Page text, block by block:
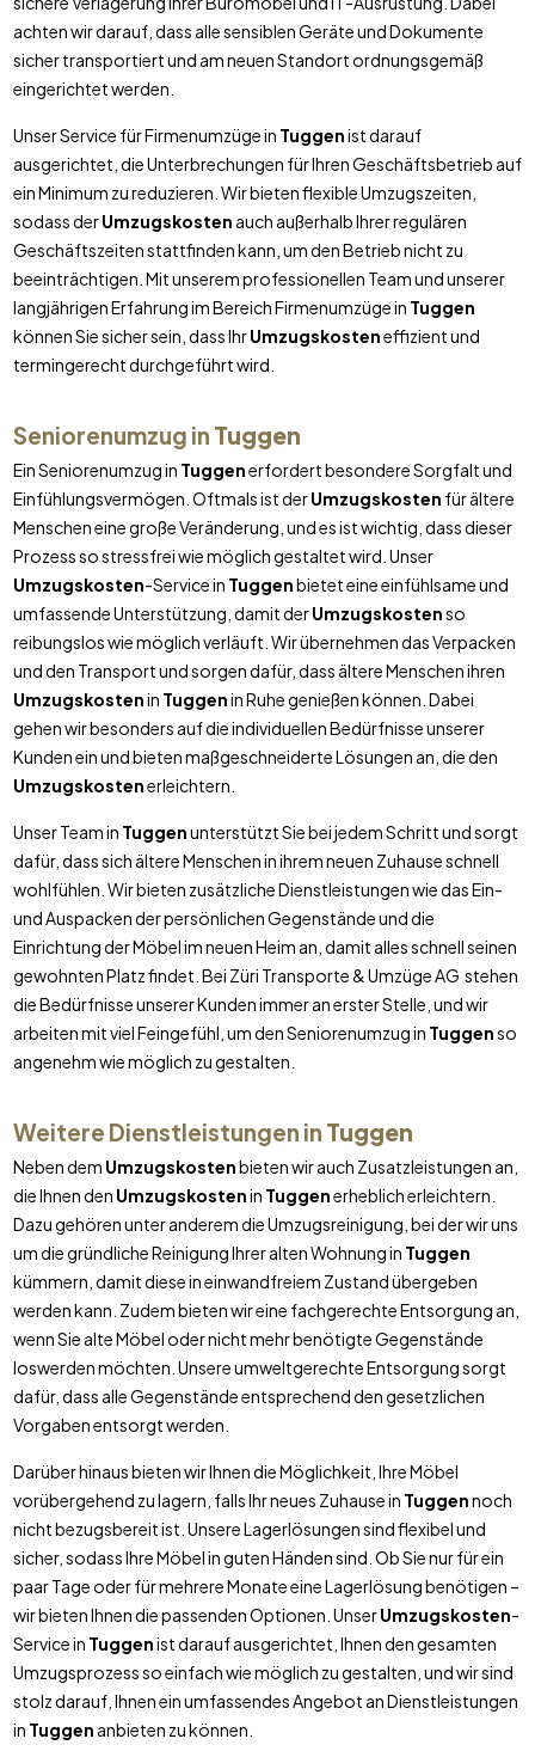
achten wir darauf, dass alle sensiblen Geräte und Dokumente
sicher transportiert und am neuen Standort ordnungsgemäß
eingerichtet werden.
Unser Service für Firmenumzüge in Tuggenist darauf
ausgerichtet, die Unterbrechungen für Ihren Geschäftsbetrieb auf
ein Minimum zu reduzieren. Wir bieten flexible Umzugszeiten,
sodass derUmzugskosten auch außerhalb Ihrer regulären
Geschäftszeiten stattfinden kann, um den Betrieb nicht zu
beeinträchtigen. Mit unserem professionellen Team und unserer
langjährigen Erfahrung im Bereich Firmenumzüge in Tuggen
können Sie sicher sein, dass IhrUmzugskosteneffizient und
termingerecht durchgeführt wird.
Seniorenumzug in Tuggen
Ein Seniorenumzug in Tuggenerfordert besondere Sorgfalt und
Einfühlungsvermögen. Oftmals ist derUmzugskosten für ältere
Menschen eine große Veränderung, und es ist wichtig, dass dieser
Prozess so stressfrei wie möglich gestaltet wird. Unser
Umzugskosten-Service in Tuggenbietet eine einfühlsame und
umfassende Unterstützung, damit derUmzugskostenso
reibungslos wie möglich verläuft. Wir übernehmen das Verpacken
und den Transport und sorgen dafür, dass ältere Menschen ihren
Umzugskostenin Tuggenin Ruhe genießen können. Dabei
gehen wir besonders auf die individuellen Bedürfnisse unserer
Kunden ein und bieten maßgeschneiderte Lösungen an, die den
Umzugskostenerleichtern.
Unser Team in Tuggenunterstützt Sie bei jedem Schritt und sorgt
dafür, dass sich ältere Menschen in ihrem neuen Zuhause schnell
wohlfühlen. Wir bieten zusätzliche Dienstleistungen wie das Ein-
und Auspacken der persönlichen Gegenstände und die
Einrichtung der Möbel im neuen Heim an, damit alles schnell seinen
gewohnten Platz findet. Bei Züri Transporte & Umzüge AG stehen
die Bedürfnisse unserer Kunden immer an erster Stelle, und wir
arbeiten mit viel Feingefühl, um den Seniorenumzug in Tuggenso
angenehm wie möglich zu gestalten.
Weitere Dienstleistungen in Tuggen
Neben dem Umzugskostenbieten wir auch Zusatzleistungen an,
die Ihnen den Umzugskostenin Tuggenerheblich erleichtern.
Dazu gehören unter anderem die Umzugsreinigung, bei der wir uns
um die gründliche Reinigung Ihrer alten Wohnung in Tuggen
kümmern, damit diese in einwandfreiem Zustand übergeben
werden kann. Zudem bieten wir eine fachgerechte Entsorgung an,
wenn Sie alte Möbel oder nicht mehr benötigte Gegenstände
loswerden möchten. Unsere umweltgerechte Entsorgung sorgt
dafür, dass alle Gegenstände entsprechend den gesetzlichen
Vorgaben entsorgt werden.
Darüber hinaus bieten wir Ihnen die Möglichkeit, Ihre Möbel
vorübergehend zu lagern, falls Ihr neues Zuhause in Tuggennoch
nicht bezugsbereit ist. Unsere Lagerlösungen sind flexibel und
sicher, sodass Ihre Möbel in guten Händen sind. Ob Sie nur für ein
paar Tage oder für mehrere Monate eine Lagerlösung benötigen –
wir bieten Ihnen die passenden Optionen. UnserUmzugskosten-
Service in Tuggenist darauf ausgerichtet, Ihnen den gesamten
Umzugsprozess so einfach wie möglich zu gestalten, und wir sind
stolz darauf, Ihnen ein umfassendes Angebot an Dienstleistungen
in Tuggen anbieten zu können.